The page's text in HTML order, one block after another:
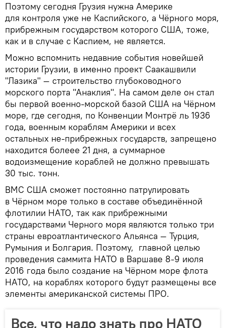
Поэтому сегодня Грузия нужна Америке
для контроля уже не Каспийского, а Чёрного моря,
прибрежным государством которого США, тоже,
как и в случае с Каспием, не является.
Можно вспомнить недавние события новейшей
истории Грузии, в именно проект Саакашвили
"Лазика" — строительство глубоководного
морского порта "Анаклия". На самом деле он стал
бы первой военно-морской базой США на Чёрном
море, где сегодня, по Конвенции Монтрё ль 1936
года, военным кораблям Америки и всех
остальных не-прибрежных государств, запрещено
находится болеее 21 дня, а суммарное
водоизмещение кораблей не должно превышать
30 тыс. тонн.
ВМС США сможет постоянно патрулировать
в Чёрном море только в составе объединённой
флотилии НАТО, так как прибрежными
государствами Черного моря являются только три
страны евроатлантического Альянса — Турция,
Румыния и Болгария. Поэтому, главной целью
проведения саммита НАТО в Варшаве 8-9 июля
2016 года было создание на Чёрном море флота
НАТО, на кораблях которого будут размещены все
элементы американской системы ПРО.
Все, что надо знать про НАТО